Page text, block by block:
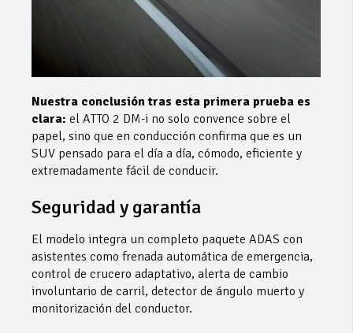
Nuestra conclusión tras esta primera prueba es
clara: el ATTO 2 DM-i no solo convence sobre el
papel, sino que en conducción confirma que es un
SUV pensado para el día a día, cómodo, eficiente y
extremadamente fácil de conducir.
Seguridad y garantía
El modelo integra un completo paquete ADAS con
asistentes como frenada automática de emergencia,
control de crucero adaptativo, alerta de cambio
involuntario de carril, detector de ángulo muerto y
monitorización del conductor.